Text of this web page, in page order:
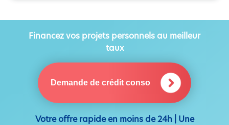
Financez vos projets personnels au meilleur
taux
Demande de crédit conso
Votre offre rapide en moins de 24h | Une